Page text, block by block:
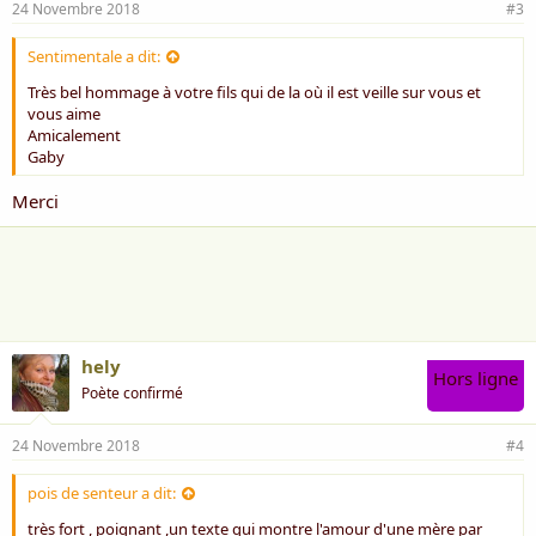
A mon fils
24 Novembre 2018 #3
Sentimentale a dit:
Très bel hommage à votre fils qui de la où il est veille sur vous et
vous aime
Amicalement
Gaby
Merci
hely
Poète confirmé
Hors ligne
24 Novembre 2018 #4
pois de senteur a dit:
très fort , poignant ,un texte qui montre l'amour d'une mère par